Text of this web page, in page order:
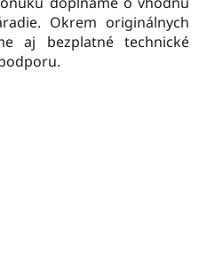
Okrem originálnych
aj bezplatné technické